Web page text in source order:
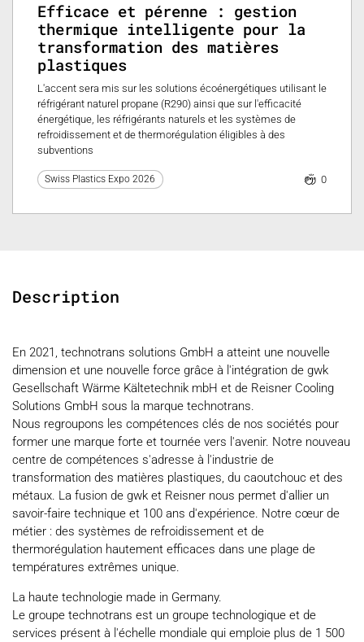
Efficace et pérenne : gestion
thermique intelligente pour la
transformation des matières
plastiques
L'accent sera mis sur les solutions écoénergétiques utilisant le
réfrigérant naturel propane (R290) ainsi que sur l'efficacité
énergétique, les réfrigérants naturels et les systèmes de
refroidissement et de thermorégulation éligibles à des
subventions
Swiss Plastics Expo 2026 0
Description
En 2021, technotrans solutions GmbH a atteint une nouvelle
dimension et une nouvelle force grâce à l'intégration de gwk
Gesellschaft Wärme Kältetechnik mbH et de Reisner Cooling
Solutions GmbH sous la marque technotrans.
Nous regroupons les compétences clés de nos sociétés pour
former une marque forte et tournée vers l'avenir. Notre nouveau
centre de compétences s'adresse à l'industrie de
transformation des matières plastiques, du caoutchouc et des
métaux. La fusion de gwk et Reisner nous permet d'allier un
savoir-faire technique et 100 ans d'expérience. Notre cœur de
métier : des systèmes de refroidissement et de
thermorégulation hautement efficaces dans une plage de
températures extrêmes unique.
La haute technologie made in Germany.
Le groupe technotrans est un groupe technologique et de
services présent à l'échelle mondiale qui emploie plus de 1 500